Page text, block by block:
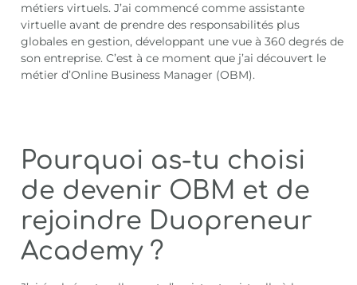
métiers virtuels. J’ai commencé comme assistante
virtuelle avant de prendre des responsabilités plus
globales en gestion, développant une vue à 360 degrés de
son entreprise. C’est à ce moment que j’ai découvert le
métier d’Online Business Manager (OBM).
Pourquoi as-tu choisi
de devenir OBM et de
rejoindre Duopreneur
Academy ?